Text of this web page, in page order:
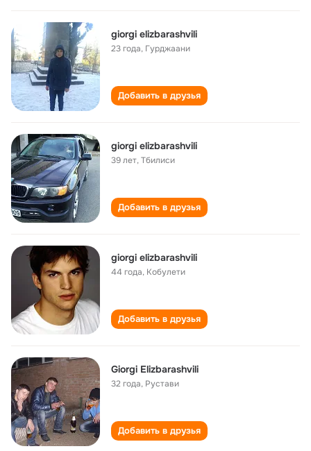
giorgi elizbarashvili
23 года, Гурджаани
Добавить в друзья
giorgi elizbarashvili
39 лет,Тбилиси
Добавить в друзья
giorgi elizbarashvili
44 года, Кобулети
Добавить в друзья
Giorgi Elizbarashvili
32 года, Рустави
Добавить в друзья